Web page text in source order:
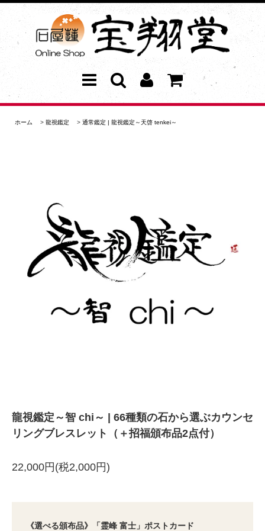
ホーム > 龍視鑑定 > 通常鑑定 | 龍視鑑定～天啓 tenkei～
龍視鑑定～智 chi～ | 66種類の石から選ぶカウンセ
リングブレスレット（＋招福頒布品2点付）
22,000円(税2,000円)
《選べる頒布品》「霊峰 富士」ポストカード